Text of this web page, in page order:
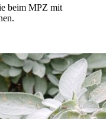
beim MPZ mit